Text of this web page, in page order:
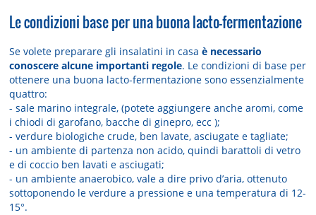
Le condizioni base per una buona lacto-fermentazione
Se volete preparare gli insalatini in casa è necessario
conoscere alcune importanti regole. Le condizioni di base per
ottenere una buona lacto-fermentazione sono essenzialmente
quattro:
- sale marino integrale, (potete aggiungere anche aromi, come
i chiodi di garofano, bacche di ginepro, ecc );
- verdure biologiche crude, ben lavate, asciugate e tagliate;
- un ambiente di partenza non acido, quindi barattoli di vetro
e di coccio ben lavati e asciugati;
- un ambiente anaerobico, vale a dire privo d’aria, ottenuto
sottoponendo le verdure a pressione e una temperatura di 12-
15°.